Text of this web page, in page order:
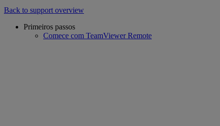
Back to support overview
Primeiros passos
Comece com TeamViewer Remote